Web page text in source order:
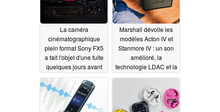
La caméra
cinématographique
plein format Sony FX5
a fait l'objet d'une fuite
quelques jours avant
07/09/2026
Marshall dévoile les
modèles Acton IV et
Stanmore IV : un son
amélioré, la
technologie LDAC et la
au même prix07/08/2026